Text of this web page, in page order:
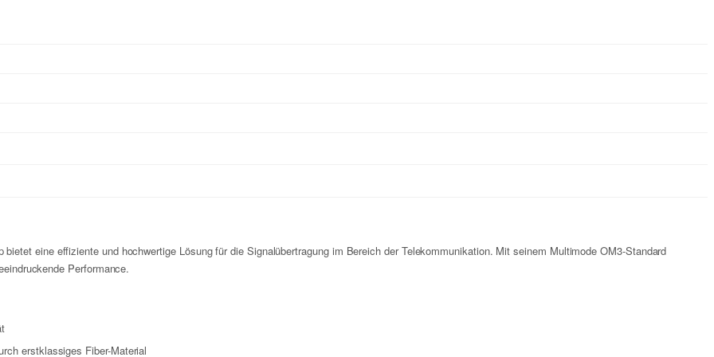
eine effiziente und hochwertige Lösung für die Signalübertragung im Bereich der Telekommunikation. Mit seinem Multimode OM3-Standard
Performance.
erstklassiges Fiber-Material